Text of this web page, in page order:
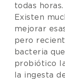
todas horas.
Existen
mejorar
pero
bacteria
probiótico
la ingesta